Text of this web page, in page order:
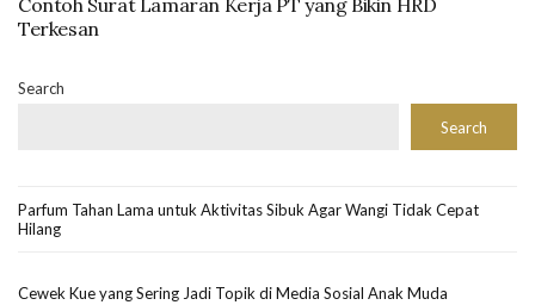
Contoh Surat Lamaran Kerja PT yang Bikin HRD
Terkesan
Search
Search
Parfum Tahan Lama untuk Aktivitas Sibuk Agar Wangi Tidak Cepat
Hilang
Cewek Kue yang Sering Jadi Topik di Media Sosial Anak Muda